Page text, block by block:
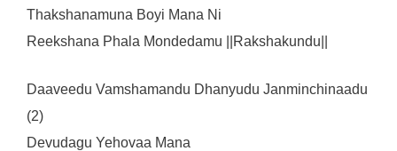
Thakshanamuna Boyi Mana Ni
Reekshana Phala Mondedamu ||Rakshakundu||
Daaveedu Vamshamandu Dhanyudu Janminchinaadu
(2)
Devudagu Yehovaa Mana